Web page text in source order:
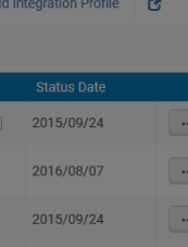
Durante